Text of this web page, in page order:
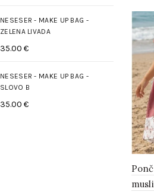
NESESER - MAKE UP BAG -
ZELENA LIVADA
35.00 €
NESESER - MAKE UP BAG -
SLOVO B
35.00 €